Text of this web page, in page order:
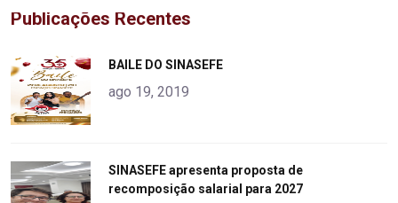
Publicações Recentes
alt="product">
BAILE DO SINASEFE
ago 19, 2019
alt="product">
SINASEFE apresenta proposta de
recomposição salarial para 2027